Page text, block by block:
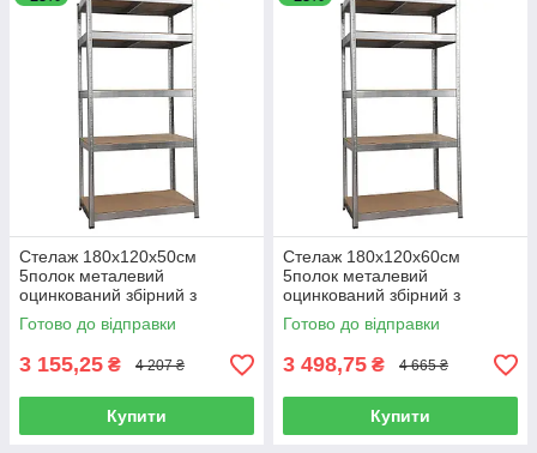
Стелаж 180x120x50см
5полок металевий
оцинкований збірний з
полицями ДСП
Готово до відправки
3 155,25 ₴ 4 207 ₴
Купити
Стелаж 180x120х60см
5полок металевий
оцинкований збірний з
полицями ДСП
Готово до відправки
3 498,75 ₴ 4 665 ₴
Купити